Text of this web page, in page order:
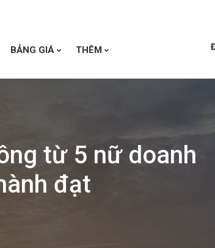
BẢNG GIÁ THÊM
từ 5 nữ doanh
đạt